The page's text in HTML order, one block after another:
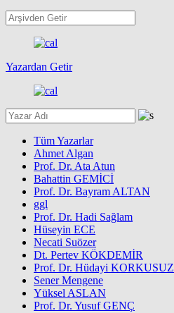
Yazardan Getir
Tüm Yazarlar
Ahmet Algan
Prof. Dr. Ata Atun
Bahattin GEMİCİ
Prof. Dr. Bayram ALTAN
ggl
Prof. Dr. Hadi Sağlam
Hüseyin ECE
Necati Suözer
Dt. Pertev KÖKDEMİR
Prof. Dr. Hüdayi KORKUSUZ
Sener Mengene
Yüksel ASLAN
Prof. Dr. Yusuf GENÇ